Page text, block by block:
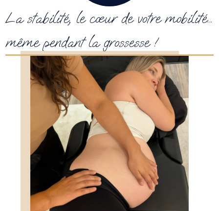
La stabilité, le cœur de votre mobilité…
même pendant la grossesse !